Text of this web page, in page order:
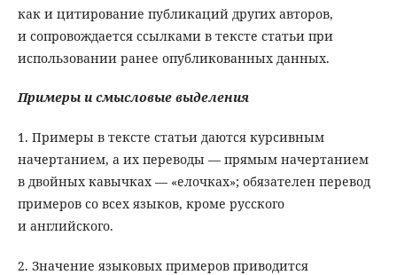
как и цитирование публикаций других авторов,
и сопровождается ссылками в тексте статьи при
использовании ранее опубликованных данных.
Примеры и смысловые выделения
1. Примеры в тексте статьи даются курсивным
начертанием, а их переводы — прямым начертанием
в двойных кавычках — «елочках»; обязателен перевод
примеров со всех языков, кроме русского
и английского.
2. Значение языковых примеров приводится